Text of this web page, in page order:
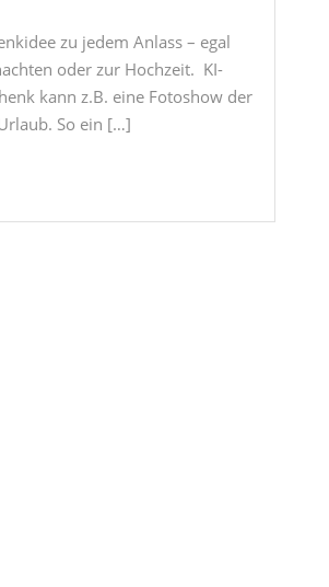
zu jedem Anlass – egal
oder zur Hochzeit. KI-
kann z.B. eine Fotoshow der
So ein […]